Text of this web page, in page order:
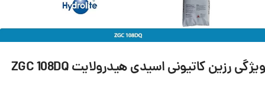
ویژگی رزین کاتیونی اسیدی هیدرولایت ZGC 108DQ